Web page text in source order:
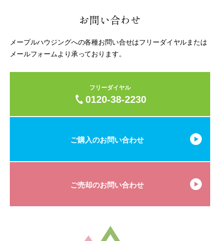
お問い合わせ
メープルハウジングへの各種お問い合せはフリーダイヤルまたは
メールフォームより承っております。
フリーダイヤル
0120-38-2230
ご購入のお問い合わせ
ご売却のお問い合わせ